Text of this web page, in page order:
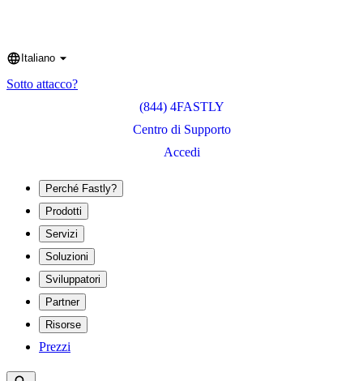
Language
Italiano
Sotto attacco?
(844) 4FASTLY
Centro di Supporto
Accedi
Perché Fastly?
Prodotti
Servizi
Soluzioni
Sviluppatori
Partner
Risorse
Prezzi